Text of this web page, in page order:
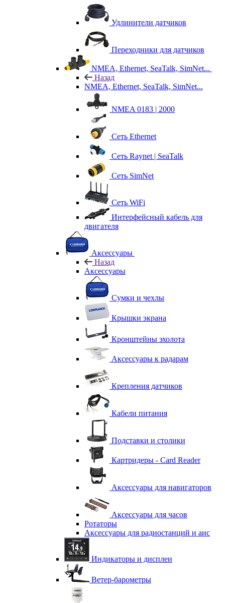
Удлинители датчиков
Переходники для датчиков
NMEA, Ethernet, SeaTalk, SimNet...
Назад
NMEA, Ethernet, SeaTalk, SimNet...
NMEA 0183 | 2000
Сеть Ethernet
Сеть Raynet | SeaTalk
Сеть SimNet
Сеть WiFi
Интерфейсный кабель для
двигателя
Аксессуары
Назад
Аксессуары
Сумки и чехлы
Крышки экрана
Кронштейны эхолота
Аксессуары к радарам
Крепления датчиков
Кабели питания
Подставки и столики
Картридеры - Card Reader
Аксессуары для навигаторов
Аксессуары для часов
Ротаторы
Аксессуары для радиостанций и аис
Индикаторы и дисплеи
Ветер-барометры